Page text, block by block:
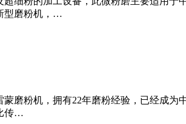
型磨粉机，…
磨粉机，拥有22年磨粉经验，已经成
传…